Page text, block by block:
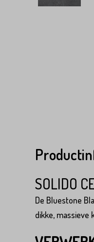
SOLIDO
De Bluestone
dikke,